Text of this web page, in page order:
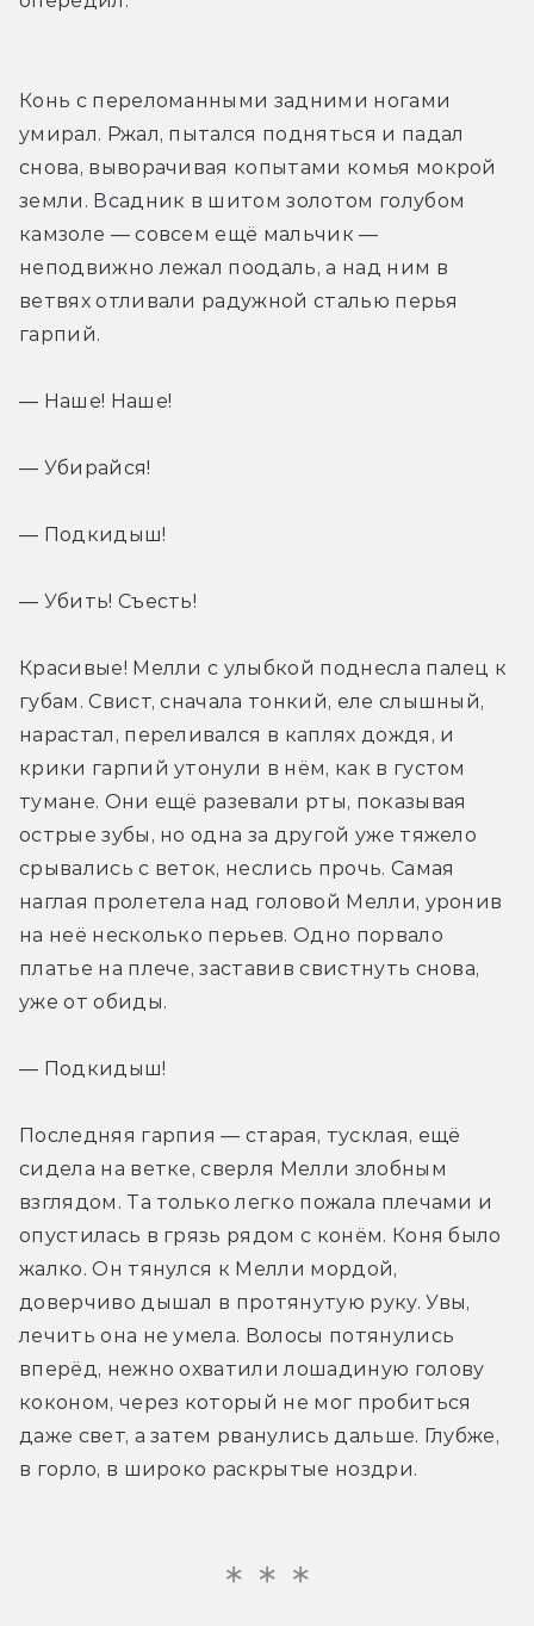
Конь с переломанными задними ногами
умирал. Ржал, пытался подняться и падал
снова, выворачивая копытами комья мокрой
земли. Всадник в шитом золотом голубом
камзоле — совсем ещё мальчик —
неподвижно лежал поодаль, а над ним в
ветвях отливали радужной сталью перья
гарпий.
— Наше! Наше!
— Убирайся!
— Подкидыш!
— Убить! Съесть!
Красивые! Мелли с улыбкой поднесла палец к
губам. Свист, сначала тонкий, еле слышный,
нарастал, переливался в каплях дождя, и
крики гарпий утонули в нём, как в густом
тумане. Они ещё разевали рты, показывая
острые зубы, но одна за другой уже тяжело
срывались с веток, неслись прочь. Самая
наглая пролетела над головой Мелли, уронив
на неё несколько перьев. Одно порвало
платье на плече, заставив свистнуть снова,
уже от обиды.
— Подкидыш!
Последняя гарпия — старая, тусклая, ещё
сидела на ветке, сверля Мелли злобным
взглядом. Та только легко пожала плечами и
опустилась в грязь рядом с конём. Коня было
жалко. Он тянулся к Мелли мордой,
доверчиво дышал в протянутую руку. Увы,
лечить она не умела. Волосы потянулись
вперёд, нежно охватили лошадиную голову
коконом, через который не мог пробиться
даже свет, а затем рванулись дальше. Глубже,
в горло, в широко раскрытые ноздри.